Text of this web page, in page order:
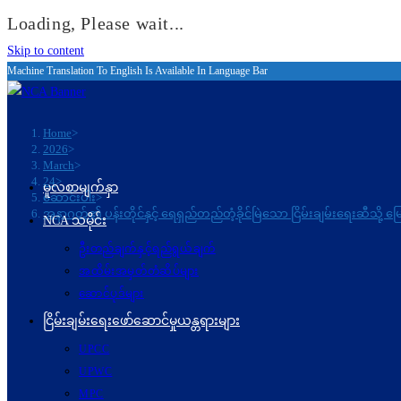
Loading, Please wait...
Skip to content
Machine Translation To English Is Available In Language Bar
Home>
2026>
March>
24>
ဆောင်းပါး>
အနာဂတ်၏ ပန်းတိုင်နှင့် ရေရှည်တည်တံ့ခိုင်မြဲသော ငြိမ်းချမ်းရေးဆီသို့ မြေ
မူလစာမျက်နှာ
NCA သမိုင်း
ဦးတည်ချက်နှင့်ရည်ရွယ်ချက်
အထိမ်းအမှတ်တံဆိပ်များ
ဆောင်ပုဒ်များ
ငြိမ်းချမ်းရေးဖော်‌ဆောင်မှုယန္တရားများ
UPCC
UPWC
MPC